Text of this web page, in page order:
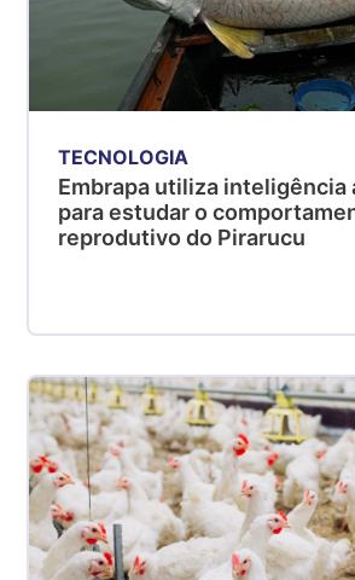
TECNOLOGIA
Embrapa utiliza
para estudar o
reprodutivo do Pirarucu